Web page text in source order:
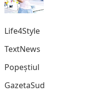
Life4Style
TextNews
Popeștiul
GazetaSud